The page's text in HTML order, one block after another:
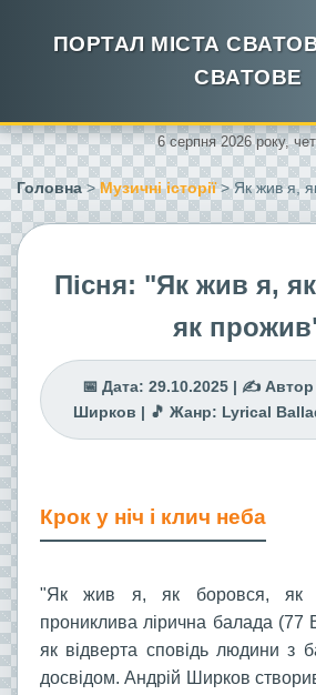
ПОРТАЛ МІСТА
СВАТОВЕ
6 серпня 2026 року,
Головна>Музичні історії> Як жив я,
Пісня: "Як жив я,
як
📅 Дата: 29.10.2025 | ✍️ Автор
Ширков | 🎵 Жанр: Lyrical
Крок у ніч і клич неба
"Як жив я, як боровся,
прониклива лірична балада (77
як відверта сповідь людини з
досвідом. Андрій Ширков